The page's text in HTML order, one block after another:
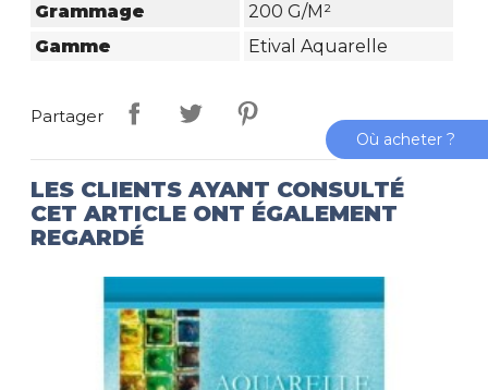
Grammage
200 G/m²
Gamme
Etival Aquarelle
Partager
LES CLIENTS AYANT CONSULTÉ
CET ARTICLE ONT ÉGALEMENT
REGARDÉ
Où acheter ?